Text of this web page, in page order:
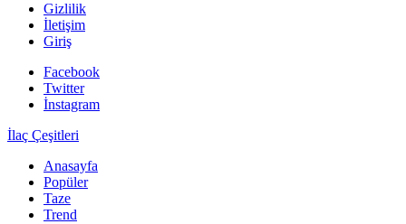
Gizlilik
İletişim
Giriş
Facebook
Twitter
İnstagram
İlaç Çeşitleri
Anasayfa
Popüler
Taze
Trend